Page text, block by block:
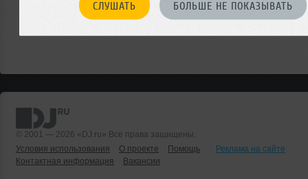
СЛУШАТЬ БОЛЬШЕ НЕ ПОКАЗЫВАТЬ
© 2001 — 2026 «DJ.ru» Все права защищены.
Условия использования
О проекте Помощь
Реклама на сайте
Контактная информация
Вакансии